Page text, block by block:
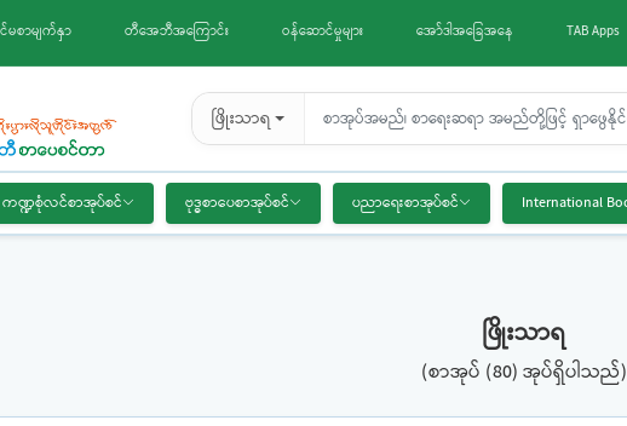
မစာမျက်နှာ တီအေဘီအကြောင်း ဝန်ဆောင်မှုများ အော်ဒါအခြေအနေ TAB Apps
ဖြိုးသာရ
ကဏ္ဍစုံလင်စာအုပ်စင် ဗုဒ္ဓစာပေစာအုပ်စင် ပညာရေးစာအုပ်စင် International
ဖြိုးသာရ
(စာအုပ် (80) အုပ်ရှိပါသည်)